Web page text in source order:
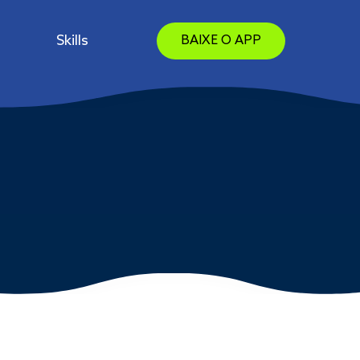
Skills BAIXE O APP